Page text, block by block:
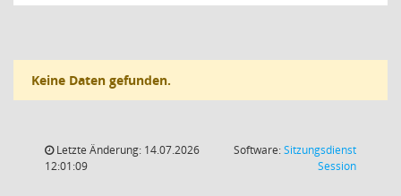
Keine Daten gefunden.
Letzte Änderung: 14.07.2026
12:01:09
Software:Sitzungsdienst
Session(Wird in